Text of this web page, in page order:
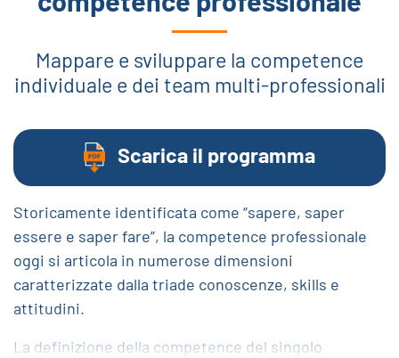
Mappare e sviluppare la competence
individuale e dei team multi-professionali
Scarica il programma
Storicamente identificata come “sapere, saper
essere e saper fare”, la competence professionale
oggi si articola in numerose dimensioni
caratterizzate dalla triade conoscenze, skills e
attitudini.
La definizione della competence del singolo